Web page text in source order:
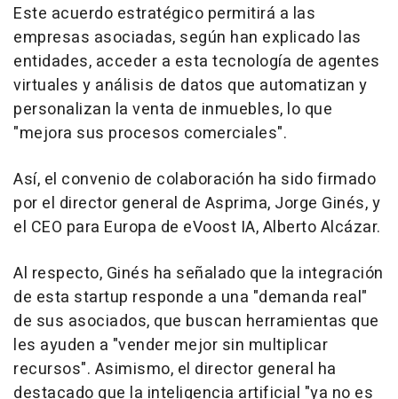
Este acuerdo estratégico permitirá a las
empresas asociadas, según han explicado las
entidades, acceder a esta tecnología de agentes
virtuales y análisis de datos que automatizan y
personalizan la venta de inmuebles, lo que
"mejora sus procesos comerciales".
Así, el convenio de colaboración ha sido firmado
por el director general de Asprima, Jorge Ginés, y
el CEO para Europa de eVoost IA, Alberto Alcázar.
Al respecto, Ginés ha señalado que la integración
de esta startup responde a una "demanda real"
de sus asociados, que buscan herramientas que
les ayuden a "vender mejor sin multiplicar
recursos". Asimismo, el director general ha
destacado que la inteligencia artificial "ya no es